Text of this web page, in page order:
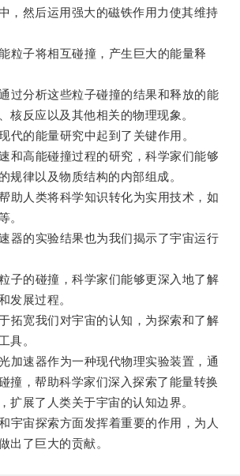
，然后运用强大的磁铁作用力使其维持
子将相互碰撞，产生巨大的能量释
分析这些粒子碰撞的结果和释放的能
核反应以及其他相关的物理现象。
的能量研究中起到了关键作用。
高能碰撞过程的研究，科学家们能够
规律以及物质结构的内部组成。
人类将科学知识转化为实用技术，如
。
的实验结果也为我们揭示了宇宙运行
的碰撞，科学家们能够更深入地了解
发展过程。
宽我们对宇宙的认知，为探索和了解
具。
速器作为一种现代物理实验装置，通
撞，帮助科学家们深入探索了能量转换
扩展了人类关于宇宙的认知边界。
宙探索方面发挥着重要的作用，为人
出了巨大的贡献。